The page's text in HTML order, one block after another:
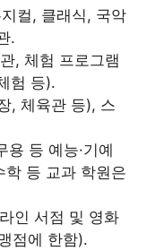
컬, 클래식, 국악
.
, 체험 프로그램
험 등).
, 체육관 등), 스
용 등 예능·기예
학 등 교과 학원은
인 서점 및 영화
점에 한함).